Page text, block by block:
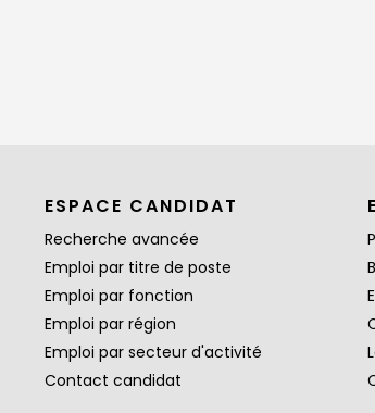
ESPACE CANDIDAT
Recherche avancée
Emploi par titre de poste
Emploi par fonction
Emploi par région
Emploi par secteur d'activité
Contact candidat